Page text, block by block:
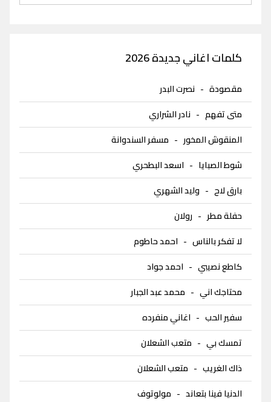
كلمات اغاني جديدة 2026
مقصودة - نصرت البدر
متى تفهم - نادر الشراري
المنقوش المخور - مسفر السندوانة
شوط الصبايا - اسعد البطحري
بارق لاح - وليد الشهري
حفلة مطر - رولان
لا تفكر بالناس - احمد حاطوم
كاطع نصيبي - احمد جواد
محتاجك اني - محمد عبد الجبار
سفير الحب - اغاني منفرده
تمسك بي - متعب الشعلان
ذاك الغريب - متعب الشعلان
الدنيا فينا بتعاند - مولوتوف